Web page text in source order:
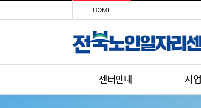
HOME
센터안내 사